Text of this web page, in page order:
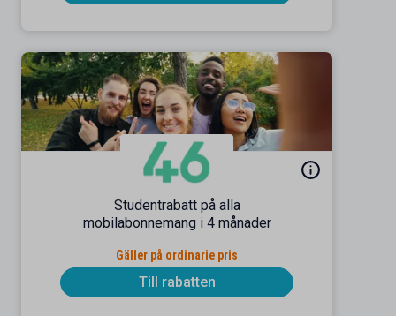
Studentrabatt på alla
mobilabonnemang i 4 månader
Gäller på ordinarie pris
Till rabatten